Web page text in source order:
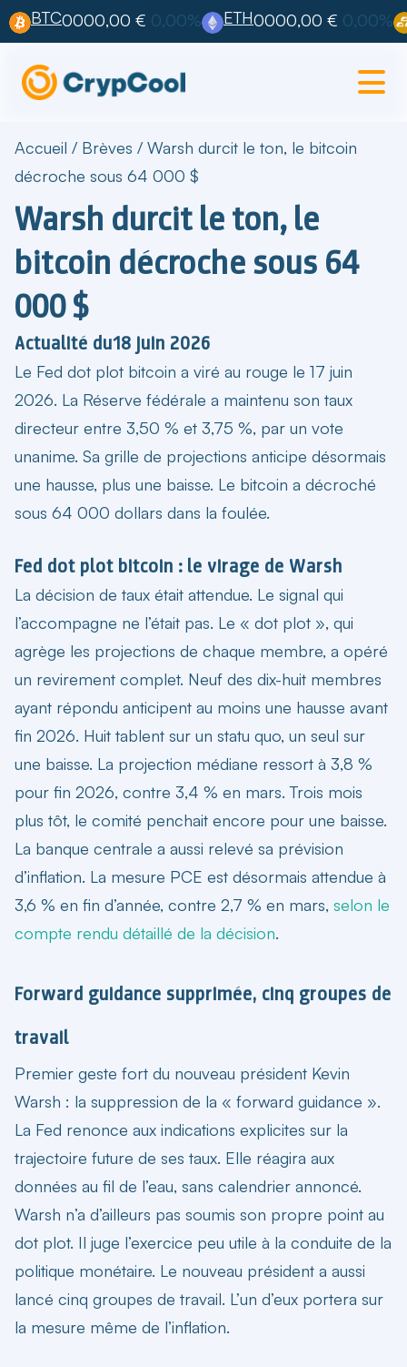
BTC0000,00 € 0,00% ETH0000,00 € 0,00%
Accueil / Brèves / Warsh durcit le ton, le bitcoin
décroche sous 64 000 $
Warsh durcit le ton, le
bitcoin décroche sous 64
000 $
Actualité du18 juin 2026
Le Fed dot plot bitcoin a viré au rouge le 17 juin
2026. La Réserve fédérale a maintenu son taux
directeur entre 3,50 % et 3,75 %, par un vote
unanime. Sa grille de projections anticipe désormais
une hausse, plus une baisse. Le bitcoin a décroché
sous 64 000 dollars dans la foulée.
Fed dot plot bitcoin : le virage de Warsh
La décision de taux était attendue. Le signal qui
l’accompagne ne l’était pas. Le « dot plot », qui
agrège les projections de chaque membre, a opéré
un revirement complet. Neuf des dix-huit membres
ayant répondu anticipent au moins une hausse avant
fin 2026. Huit tablent sur un statu quo, un seul sur
une baisse. La projection médiane ressort à 3,8 %
pour fin 2026, contre 3,4 % en mars. Trois mois
plus tôt, le comité penchait encore pour une baisse.
La banque centrale a aussi relevé sa prévision
d’inflation. La mesure PCE est désormais attendue à
3,6 % en fin d’année, contre 2,7 % en mars, selon le
compte rendu détaillé de la décision.
Forward guidance supprimée, cinq groupes de
travail
Premier geste fort du nouveau président Kevin
Warsh : la suppression de la « forward guidance ».
La Fed renonce aux indications explicites sur la
trajectoire future de ses taux. Elle réagira aux
données au fil de l’eau, sans calendrier annoncé.
Warsh n’a d’ailleurs pas soumis son propre point au
dot plot. Il juge l’exercice peu utile à la conduite de la
politique monétaire. Le nouveau président a aussi
lancé cinq groupes de travail. L’un d’eux portera sur
la mesure même de l’inflation.